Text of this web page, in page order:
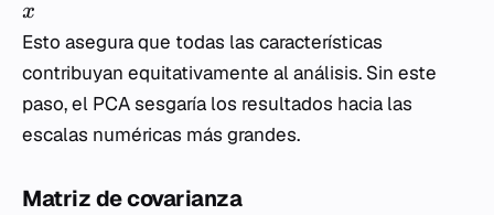
x
Esto asegura que todas las características
contribuyan equitativamente al análisis. Sin este
paso, el PCA sesgaría los resultados hacia las
escalas numéricas más grandes.
Matriz de covarianza